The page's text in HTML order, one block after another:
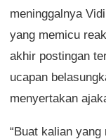
meninggalnya
yang memicu
akhir postingan
ucapan
menyertakan
“Buat kalian